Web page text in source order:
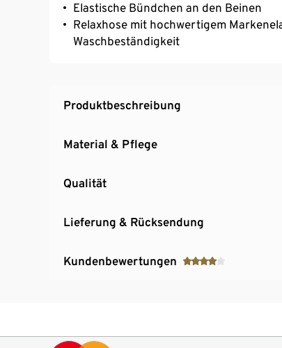
Elastische Bündchen an den Beinen
Relaxhose mit hochwertigem
Waschbeständigkeit
Produktbeschreibung
Material & Pflege
Qualität
Lieferung & Rücksendung
Kundenbewertungen